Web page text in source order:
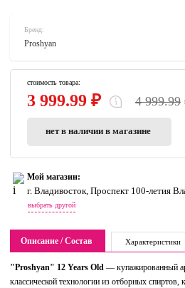
Бренд:
Proshyan
стоимость товара:
3 999.99 ₽ 4 999.99
нет в наличии в магазине
Мой магазин:
г. Владивосток, Проспект 100-летия
выбрать другой
Описание / Состав Характеристики
"Proshyan" 12 Years Old — купажированный
классической технологии из отборных